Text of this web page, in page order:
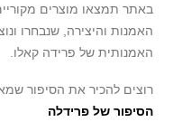
באתר תמצאו מוצרים
האמנות והיצירה, שנבחרו
האמנותית של פרידה קאלו.
רוצים להכיר את הסיפור
הסיפור של פרידלה